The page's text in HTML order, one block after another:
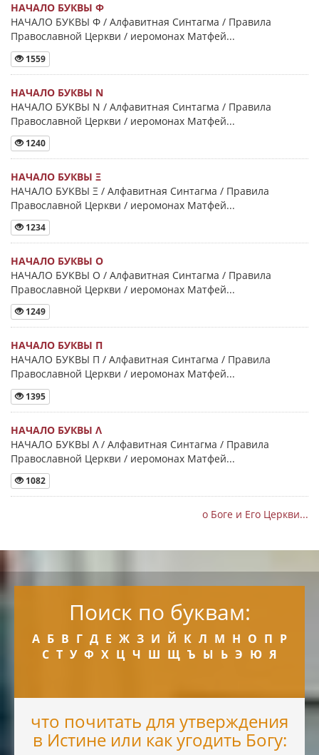
НАЧАЛО БУКВЫ Φ
НАЧАЛО БУКВЫ Φ / Алфавитная Синтагма / Правила
Православной Церкви / иеромонах Матфей...
1559
НАЧАЛО БУКВЫ Ν
НАЧАЛО БУКВЫ Ν / Алфавитная Синтагма / Правила
Православной Церкви / иеромонах Матфей...
1240
НАЧАЛО БУКВЫ Ξ
НАЧАЛО БУКВЫ Ξ / Алфавитная Синтагма / Правила
Православной Церкви / иеромонах Матфей...
1234
НАЧАЛО БУКВЫ Ο
НАЧАЛО БУКВЫ Ο / Алфавитная Синтагма / Правила
Православной Церкви / иеромонах Матфей...
1249
НАЧАЛО БУКВЫ Π
НАЧАЛО БУКВЫ Π / Алфавитная Синтагма / Правила
Православной Церкви / иеромонах Матфей...
1395
НАЧАЛО БУКВЫ Λ
НАЧАЛО БУКВЫ Λ / Алфавитная Синтагма / Правила
Православной Церкви / иеромонах Матфей...
1082
о Боге и Его Церкви...
Поиск по буквам:
А Б В Г Д Е Ж З И Й К Л М Н О П Р
С Т У Ф Х Ц Ч Ш Щ Ъ Ы Ь Э Ю Я
что почитать для утверждения
в Истине или как угодить Богу: